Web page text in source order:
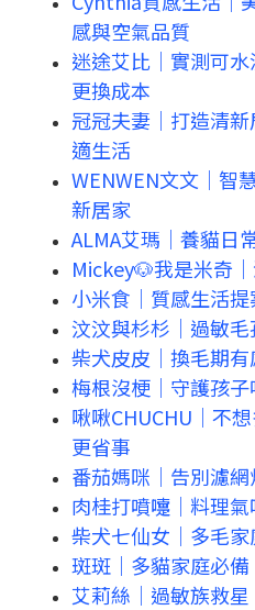
感與空氣品質
迷途艾比｜實測可
更換成本
冠冠夫妻｜打造清
適生活
WENWEN文文｜智
新居家
ALMA艾瑪｜養貓日
Mickey🐶我是米奇
小米食｜質感生活
汶汶與杉杉｜過敏
柴犬皮皮｜換毛期
梅根沒梗｜守護孩
啾啾CHUCHU｜不
更省事
番茄媽咪｜告別濾
肉桂打噴嚏｜料理
柴犬七仙女｜多毛
斑斑｜多貓家庭必
艾莉絲｜過敏族救